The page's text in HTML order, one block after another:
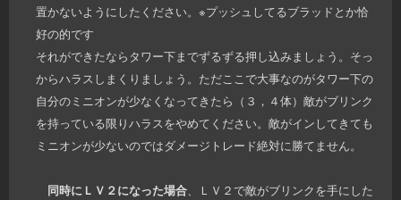
置かないようにしたください。※プッシュしてるブラッドとか恰
好の的です
それができたならタワー下までずるずる押し込みましょう。そっ
からハラスしまくりましょう。ただここで大事なのがタワー下の
自分のミニオンが少なくなってきたら（３，４体）敵がブリンク
を持っている限りハラスをやめてください。敵がインしてきても
ミニオンが少ないのではダメージトレード絶対に勝てません。
同時にＬＶ２になった場合、ＬＶ２で敵がブリンクを手にした